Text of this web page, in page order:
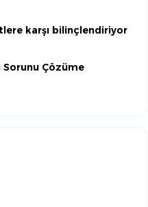
karşı bilinçlendiriyor
Sorunu Çözüme